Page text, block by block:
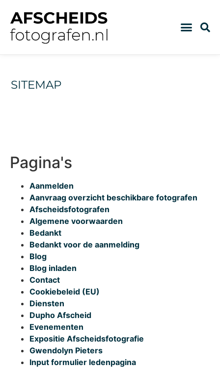
SITEMAP
Pagina's
Aanmelden
Aanvraag overzicht beschikbare fotografen
Afscheidsfotografen
Algemene voorwaarden
Bedankt
Bedankt voor de aanmelding
Blog
Blog inladen
Contact
Cookiebeleid (EU)
Diensten
Dupho Afscheid
Evenementen
Expositie Afscheidsfotografie
Gwendolyn Pieters
Input formulier ledenpagina